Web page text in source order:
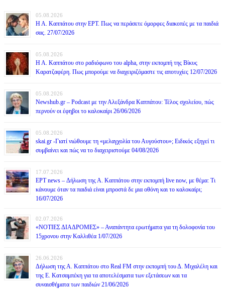
05.08.2026
Η Α. Καππάτου στην ΕΡΤ. Πως να περάσετε όμορφες διακοπές με τα παιδιά
σας. 27/07/2026
05.08.2026
Η Α. Καππάτου στο ραδιόφωνο του alpha, στην εκπομπή της Βίκυς
Καρατζαφέρη. Πως μπορούμε να διαχειριζόμαστε τις αποτυχίες 12/07/2026
05.08.2026
Newshub.gr – Podcast με την Αλεξάνδρα Καππάτου: Τέλος σχολείου, πώς
περνούν οι έφηβοι το καλοκαίρι 26/06/2026
05.08.2026
skai.gr -Γιατί νιώθουμε τη «μελαγχολία του Αυγούστου»; Ειδικός εξηγεί τι
συμβαίνει και πώς να το διαχειριστούμε 04/08/2026
17.07.2026
ΕΡΤ news – Δήλωση της Α. Καππάτου στην εκπομπή live now, με θέμα: Τι
κάνουμε όταν τα παιδιά είναι μπροστά δε μια οθόνη και το καλοκαίρι;
16/07/2026
02.07.2026
«ΝΟΤΙΕΣ ΔΙΑΔΡΟΜΕΣ» – Αναπάντητα ερωτήματα για τη δολοφονία του
15χρονου στην Καλλιθέα 1/07/2026
26.06.2026
Δήλωση της Α. Καππάτου στο Real FM στην εκπομπή του Δ. Μιχαλέλη και
της Ε. Κατσαμπέκη για τα αποτελέσματα των εξετάσεων και τα
συναισθήματα των παιδιών 21/06/2026